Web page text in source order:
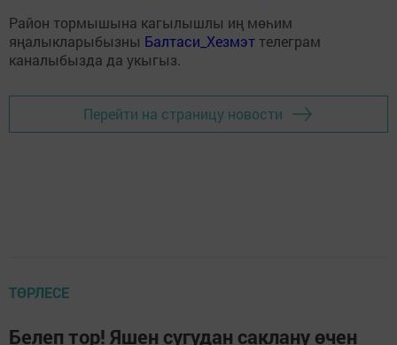
Район тормышына кагылышлы иң мөһим
яңалыкларыбызны Балтаси_Хезмэт телеграм
каналыбызда да укыгыз.
Перейти на страницу новости
ТӨРЛЕСЕ
Белеп тор! Яшен сугудан саклану өчен